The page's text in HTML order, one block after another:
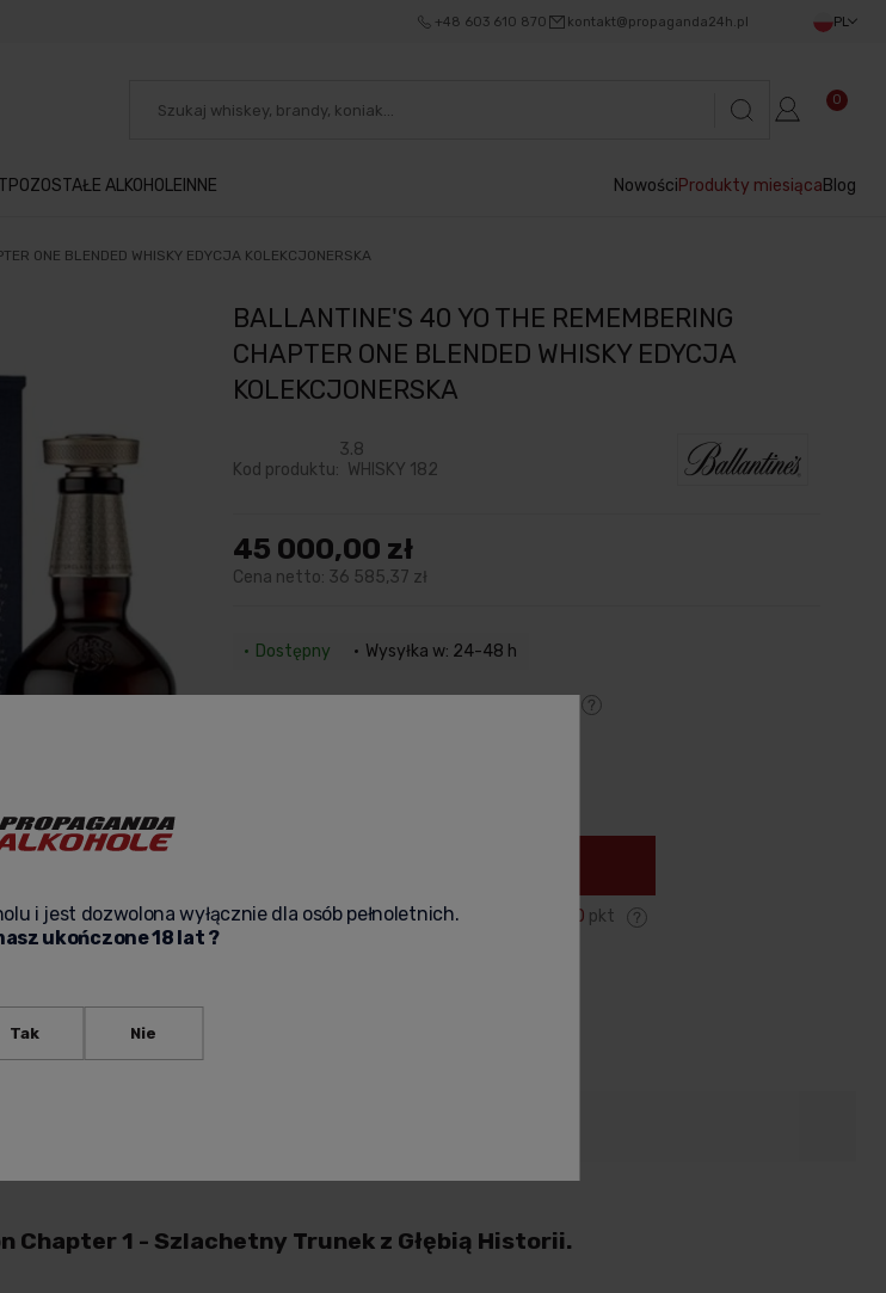
+48 603 610 870 kontakt@propaganda24h.pl PL
0
POZOSTAŁE ALKOHOLE INNE NowościProdukty miesiącaBlog
ONE BLENDED WHISKY EDYCJA KOLEKCJONERSKA
BALLANTINE'S 40 YO THE REMEMBERING
CHAPTER ONE BLENDED WHISKY EDYCJA
KOLEKCJONERSKA
3.8
Kod produktu: WHISKY 182
45 000,00 zł
Cena netto: 36 585,37 zł
Dostępny Wysyłka w: 24-48 h
Zyskujesz: 90 000 pkt
1 - Szlachetny Trunek z Głębią Historii.
i jest dozwolona wyłącznie dla osób pełnoletnich.
ukończone 18 lat ?
Tak Nie